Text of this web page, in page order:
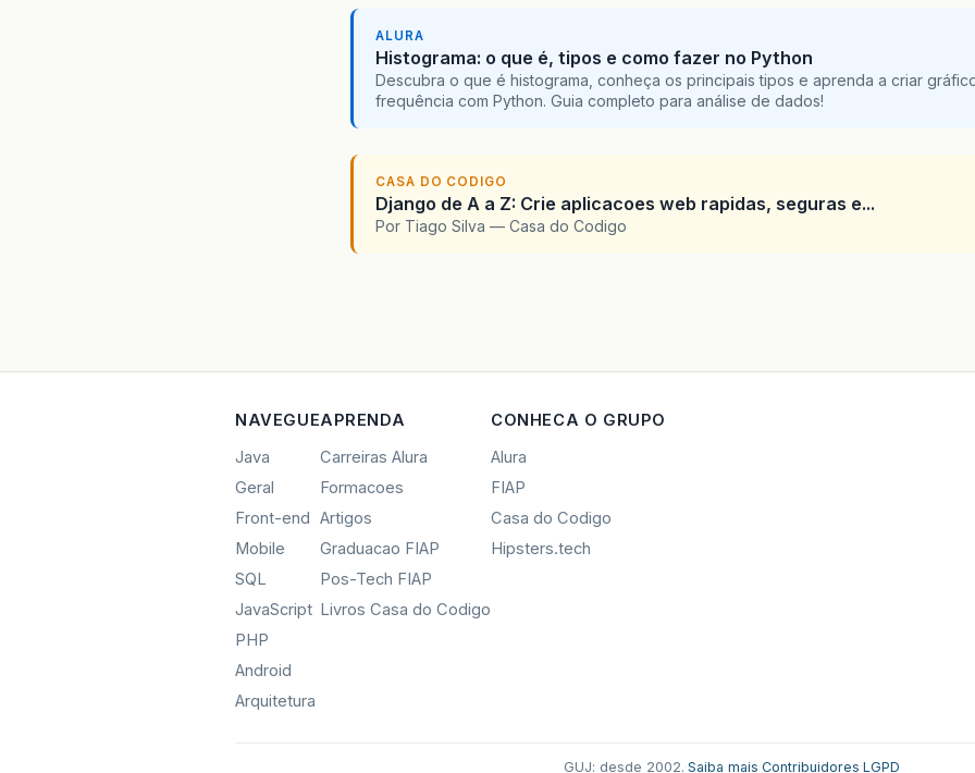
ALURA
Histograma: o que é, tipos e como fazer no Python
Descubra o que é histograma, conheça os principais tipos e aprenda a criar
frequência com Python. Guia completo para análise de dados!
CASA DO CODIGO
Django de A a Z: Crie aplicacoes web rapidas, seguras e...
Por Tiago Silva — Casa do Codigo
NAVEGUE
Java
Geral
Front-end
Mobile
SQL
JavaScript
PHP
Android
Arquitetura
APRENDA
Carreiras Alura
Formacoes
Artigos
Graduacao FIAP
Pos-Tech FIAP
Livros Casa do Codigo
CONHECA O GRUPO
Alura
FIAP
Casa do Codigo
Hipsters.tech
GUJ: desde 2002.·Saiba mais·Contribuidores·LGPD